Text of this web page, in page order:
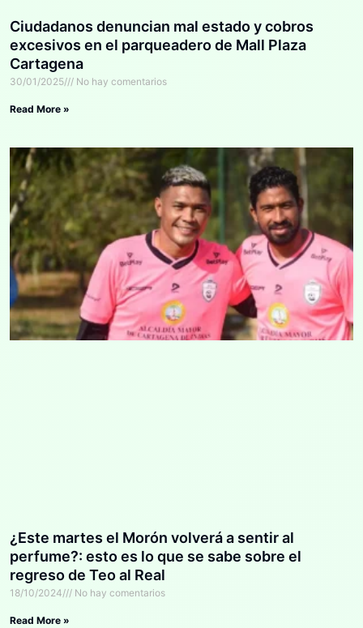
Ciudadanos denuncian mal estado y cobros
excesivos en el parqueadero de Mall Plaza
Cartagena
30/01/2025 No hay comentarios
Read More »
¿Este martes el Morón volverá a sentir al
perfume?: esto es lo que se sabe sobre el
regreso de Teo al Real
18/10/2024 No hay comentarios
Read More »